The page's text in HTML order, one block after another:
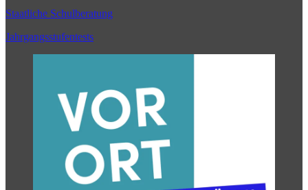
Staatliche Schulberatung
Jahrgangsstufentests